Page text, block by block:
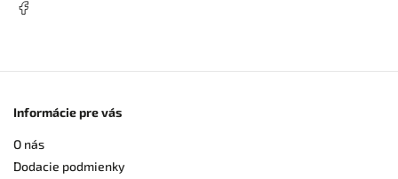
Informácie pre vás
O nás
Dodacie podmienky